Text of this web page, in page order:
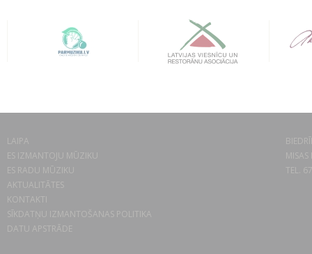
LAIPA
ES IZMANTOJU MŪZIKU
ES RADU MŪZIKU
AKTUALITĀTES
KONTAKTI
SĪKDATŅU IZMANTOŠANAS POLITIKA
DATU APSTRĀDE
TEL.